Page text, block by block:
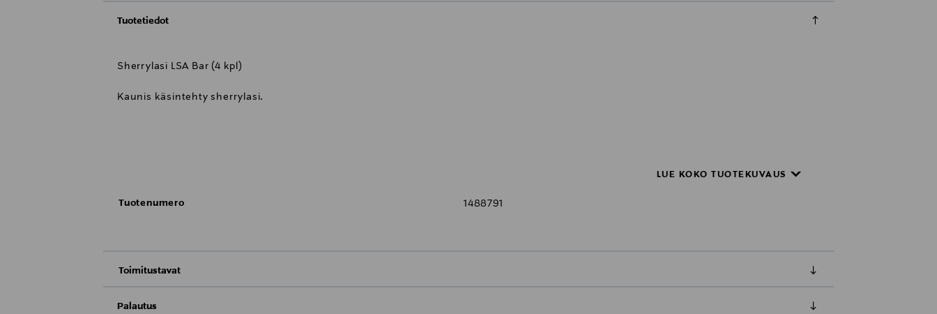
Tuotetiedot
Sherrylasi LSA Bar (4 kpl)
Kaunis käsintehty sherrylasi.
LUE KOKO TUOTEKUVAUS
Tuotenumero 1488791
Toimitustavat
Palautus